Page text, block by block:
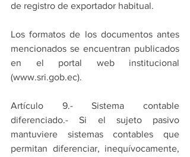
de registro de exportador habitual.
Los formatos de los documentos antes
mencionados se encuentran publicados
en el portal web institucional
(www.sri.gob.ec).
Artículo 9.- Sistema contable
diferenciado.- Si el sujeto pasivo
mantuviere sistemas contables que
permitan diferenciar, inequívocamente,